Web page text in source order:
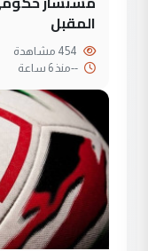
المقبل
--منذ 6 ساعة